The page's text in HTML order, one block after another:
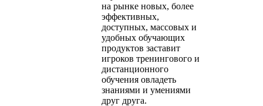
на рынке новых, более
эффективных,
доступных, массовых и
удобных обучающих
продуктов заставит
игроков тренингового и
дистанционного
обучения овладеть
знаниями и умениями
друг друга.